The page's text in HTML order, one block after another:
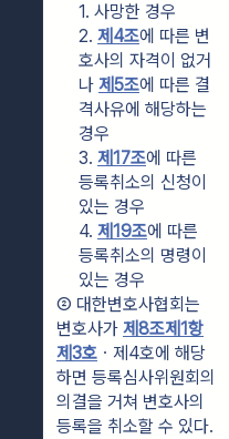
1. 사망한 경우
2. 제4조에 따른 변
호사의 자격이 없거
나 제5조에 따른 결
격사유에 해당하는
경우
3. 제17조에 따른
등록취소의 신청이
있는 경우
4. 제19조에 따른
등록취소의 명령이
있는 경우
② 대한변호사협회는
변호사가 제8조제1항
제3호 ㆍ제4호에 해당
하면 등록심사위원회의
의결을 거쳐 변호사의
등록을 취소할 수 있다.